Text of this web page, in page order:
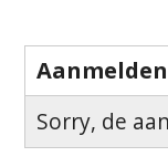
Aanmelden
Sorry, de